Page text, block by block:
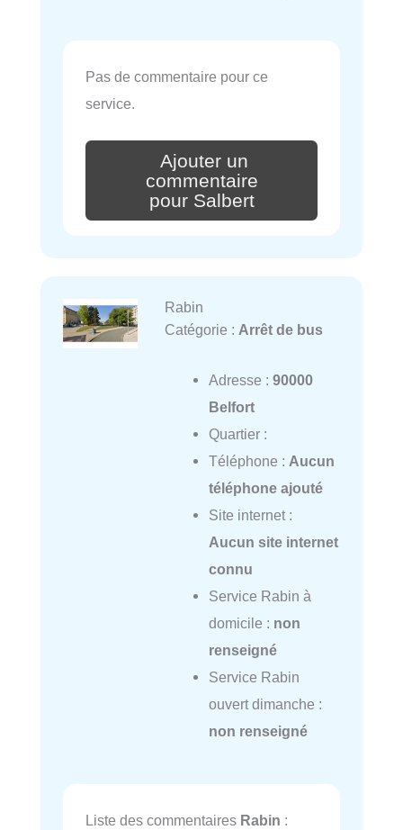
Pas de commentaire pour ce
service.
Ajouter un
commentaire
pour Salbert
Rabin
Catégorie : Arrêt de bus
Adresse : 90000
Belfort
Quartier :
Téléphone : Aucun
téléphone ajouté
Site internet :
Aucun site internet
connu
Service Rabin à
domicile : non
renseigné
Service Rabin
ouvert dimanche :
non renseigné
Liste des commentaires Rabin :